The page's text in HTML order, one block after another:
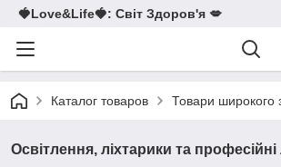
🍓Love&Life🍓: Світ Здоров'я 💋
Каталог товаров Товари широкого
Освітлення, ліхтарики та професійні